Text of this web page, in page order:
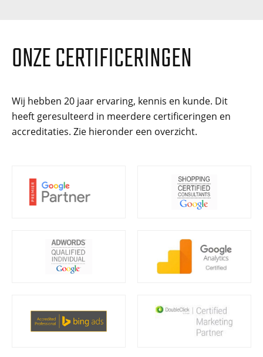
ONZE CERTIFICERINGEN
Wij hebben 20 jaar ervaring, kennis en kunde. Dit
heeft geresulteerd in meerdere certificeringen en
accreditaties. Zie hieronder een overzicht.